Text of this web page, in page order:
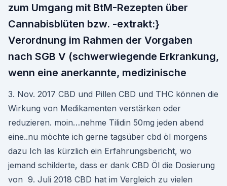
zum Umgang mit BtM-Rezepten über
Cannabisblüten bzw. -extrakt:}
Verordnung im Rahmen der Vorgaben
nach SGB V (schwerwiegende Erkrankung,
wenn eine anerkannte, medizinische
3. Nov. 2017 CBD und Pillen CBD und THC können die
Wirkung von Medikamenten verstärken oder
reduzieren. moin…nehme Tilidin 50mg jeden abend
eine..nu möchte ich gerne tagsüber cbd öl morgens
dazu Ich las kürzlich ein Erfahrungsbericht, wo
jemand schilderte, dass er dank CBD Öl die Dosierung
von 9. Juli 2018 CBD hat im Vergleich zu vielen